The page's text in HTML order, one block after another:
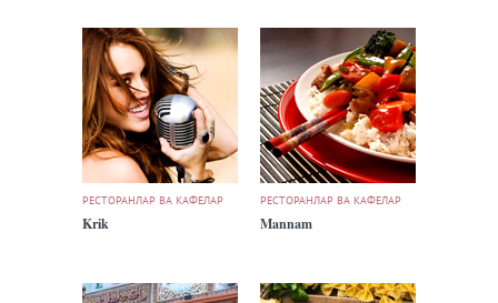
РЕСТОРАНЛАР ВА КАФЕЛАР
Krik
РЕСТОРАНЛАР ВА КАФЕЛАР
Mannam